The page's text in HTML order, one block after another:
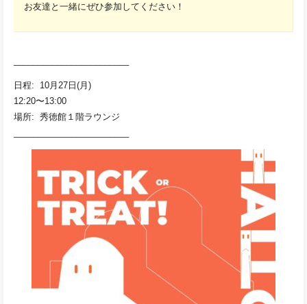
お友達と一緒にぜひ参加してください！
日程: 10月27日(月)
12:20〜13:00
場所: 秀徳館１階ラウンジ